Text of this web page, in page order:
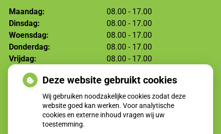
Maandag:
08.00 - 17.00
Dinsdag:
08.00 - 17.00
Woensdag:
08.00 - 17.00
Donderdag:
08.00 - 17.00
Vrijdag:
08.00 - 17.00
Moet ik naar de dokter?
Deze website gebruikt cookies
Wij gebruiken noodzakelijke cookies zodat deze
website goed kan werken. Voor analytische
cookies en externe inhoud vragen wij uw
toestemming.